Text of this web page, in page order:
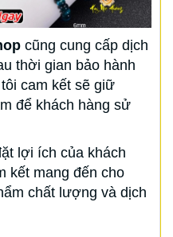
cũng cung cấp dịch
thời gian bảo hành
cam kết sẽ giữ
để khách hàng sử
lợi ích của khách
kết mang đến cho
chất lượng và dịch